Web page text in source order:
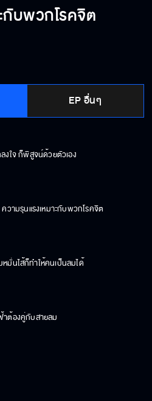
กับพวกโรคจิต
EP อื่นๆ
งใจ ก็พิสูจน์ด้วยตัวเอง
ความรุนแรงเหมาะกับพวกโรคจิต
มั่นไส้ก็ทำให้คนเป็นลมได้
าต้องคู่กับสายลม
แร้ง เป็นเหยี่ยวแทนได้ไหม